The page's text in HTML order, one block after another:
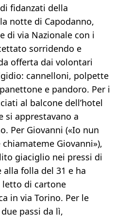
fidanzati della
notte di Capodanno,
di via Nazionale con i
sorridendo e
offerta dai volontari
cannelloni, polpette
e pandoro. Per i
al balcone dell’hotel
si apprestavano a
Per Giovanni («Io nun
Giovanni»),
giaciglio nei pressi di
folla del 31 e ha
di cartone
in via Torino. Per le
passi da lì,